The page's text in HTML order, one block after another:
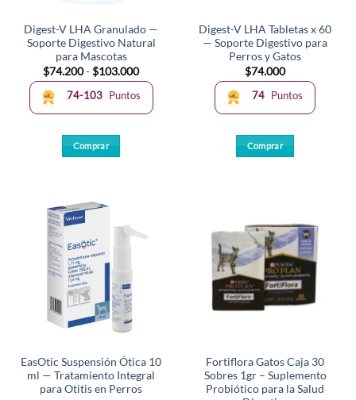
Digest-V LHA Granulado —
Soporte Digestivo Natural
para Mascotas
$74.200-$103.000Rango
de
precios:
desde
$74.200
74-103 Puntos
Comprar
variantes.
Las
opciones
pueden
elegir
página
de
Digest-V LHA Tabletas x 60
— Soporte Digestivo para
Perros y Gatos
$74.000
74 Puntos
Comprar
EasOtic Suspensión Ótica 10
ml — Tratamiento Integral
para Otitis en Perros
Fortiflora Gatos Caja 30
Sobres 1gr – Suplemento
Probiótico para la Salud